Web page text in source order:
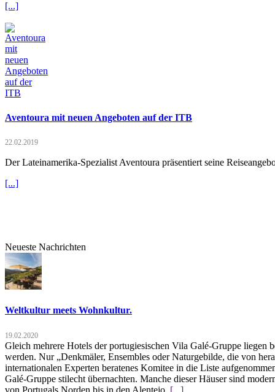
[...]
Aventoura mit neuen Angeboten auf der ITB
22.02.2019
Der Lateinamerika-Spezialist Aventoura präsentiert seine
[...]
Neueste Nachrichten
Weltkultur meets Wohnkultur.
19.02.2020
Gleich mehrere Hotels der portugiesischen Vila Galé-Gruppe
werden. Nur „Denkmäler, Ensembles oder Naturgebilde, die von
internationalen Experten beratenes Komitee in die Liste
Galé-Gruppe stilecht übernachten. Manche dieser Häuser sind
von Portugals Norden bis in den Alentejo. [...]